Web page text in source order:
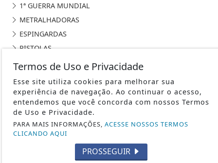
1ª GUERRA MUNDIAL
METRALHADORAS
ESPINGARDAS
PISTOLAS
HISTÓRIA
FABRICANTES DE ARMAS
CURIOSIDADES
2ª GUERRA MUNDIAL
CAÇA
TIRO ESPORTIVO
FORÇAS ESPECIAIS
Termos de Uso e Privacidade
Esse site utiliza cookies para melhorar sua
experiência de navegação. Ao continuar o acesso,
entendemos que você concorda com nossos Termos
de Uso e Privacidade.
PARA MAIS INFORMAÇÕES, ACESSE NOSSOS TERMOS
CLICANDO AQUI
PROSSEGUIR